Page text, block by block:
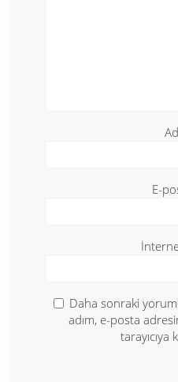
Ad
E-
Daha sonraki
adım, e-posta
tarayıcıya